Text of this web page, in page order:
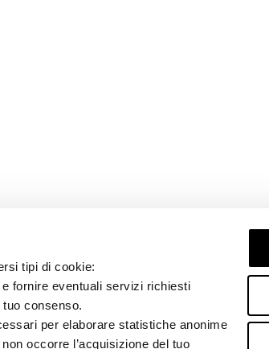
tipi di cookie:
fornire eventuali servizi richiesti
tuo consenso.
per elaborare statistiche anonime
occorre l’acquisizione del tuo
Imolo App